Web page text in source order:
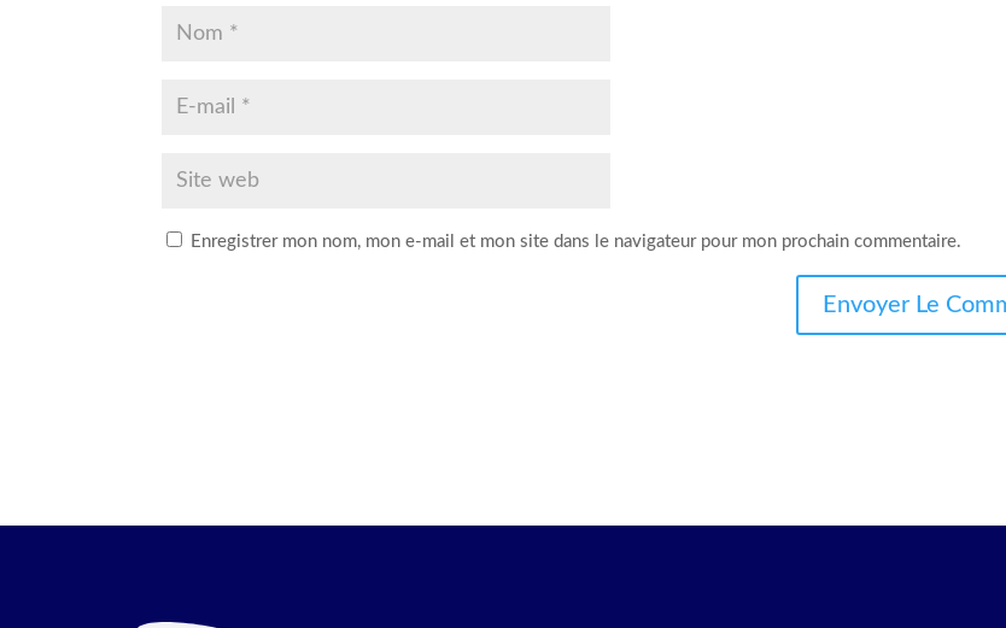
Enregistrer mon nom, mon e-mail et mon site dans le navigateur pour mon prochain commentaire.